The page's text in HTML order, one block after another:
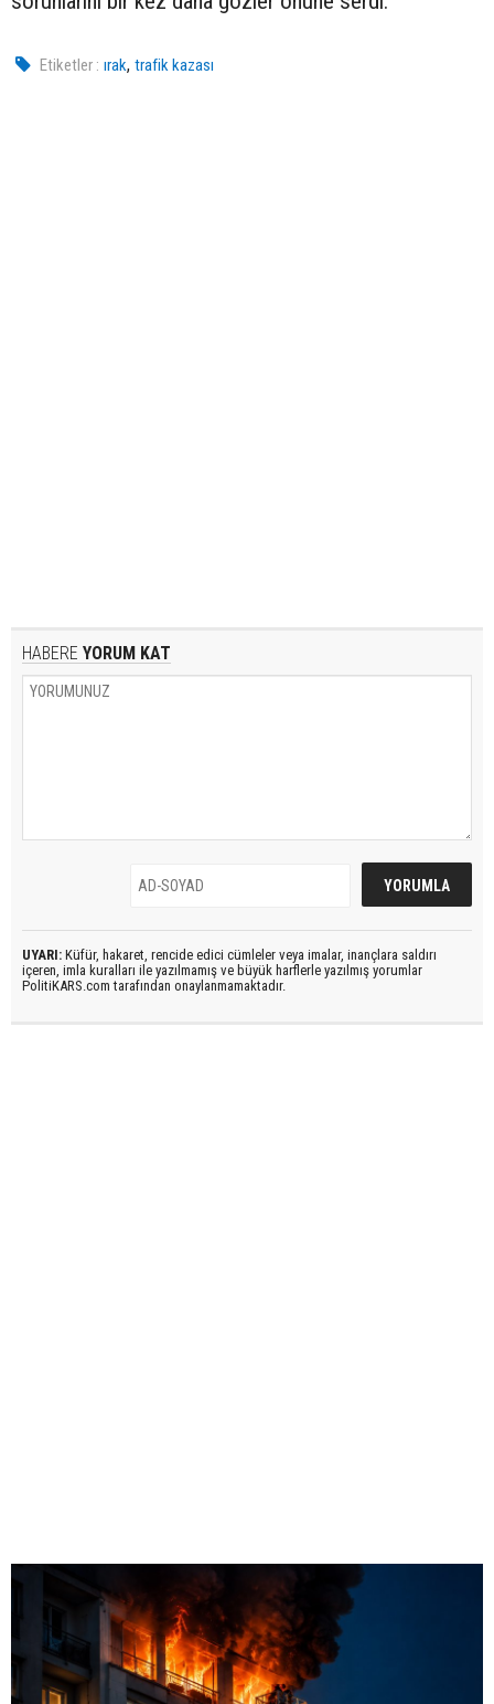
Etiketler : ırak,trafik kazası
HABERE YORUM KAT
UYARI: Küfür, hakaret, rencide edici cümleler veya imalar, inançlara saldırı
içeren, imla kuralları ile yazılmamış ve büyük harflerle yazılmış yorumlar
PolitiKARS.com tarafından onaylanmamaktadır.